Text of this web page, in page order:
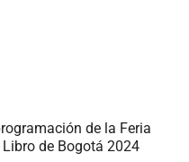
de la Feria
de Bogotá 2024